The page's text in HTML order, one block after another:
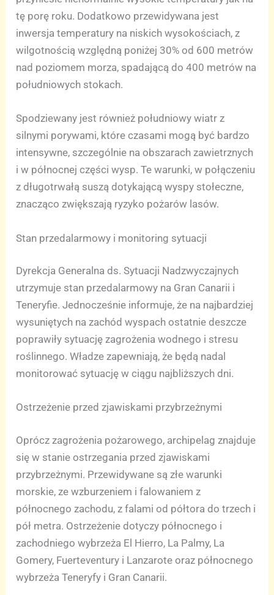
tę porę roku. Dodatkowo przewidywana jest
inwersja temperatury na niskich wysokościach, z
wilgotnością względną poniżej 30% od 600 metrów
nad poziomem morza, spadającą do 400 metrów na
południowych stokach.
Spodziewany jest również południowy wiatr z
silnymi porywami, które czasami mogą być bardzo
intensywne, szczególnie na obszarach zawietrznych
i w północnej części wysp. Te warunki, w połączeniu
z długotrwałą suszą dotykającą wyspy stołeczne,
znacząco zwiększają ryzyko pożarów lasów.
Stan przedalarmowy i monitoring sytuacji
Dyrekcja Generalna ds. Sytuacji Nadzwyczajnych
utrzymuje stan przedalarmowy na Gran Canarii i
Teneryfie. Jednocześnie informuje, że na najbardziej
wysuniętych na zachód wyspach ostatnie deszcze
poprawiły sytuację zagrożenia wodnego i stresu
roślinnego. Władze zapewniają, że będą nadal
monitorować sytuację w ciągu najbliższych dni.
Ostrzeżenie przed zjawiskami przybrzeżnymi
Oprócz zagrożenia pożarowego, archipelag znajduje
się w stanie ostrzegania przed zjawiskami
przybrzeżnymi. Przewidywane są złe warunki
morskie, ze wzburzeniem i falowaniem z
północnego zachodu, z falami od półtora do trzech i
pół metra. Ostrzeżenie dotyczy północnego i
zachodniego wybrzeża El Hierro, La Palmy, La
Gomery, Fuerteventury i Lanzarote oraz północnego
wybrzeża Teneryfy i Gran Canarii.